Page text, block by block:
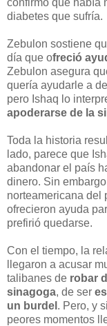
diabetes que sufría.
Zebulon sostiene
día que ofreció
Zebulon asegura
quería ayudarle a
pero Ishaq lo
apoderarse de la
Toda la historia
lado, parece que
abandonar el país
dinero. Sin
norteamericana del
ofrecieron ayuda
prefirió quedarse.
Con el tiempo, la
llegaron a acusar
talibanes de robar
sinagoga, de ser
un burdel . Pero, y
peores momentos